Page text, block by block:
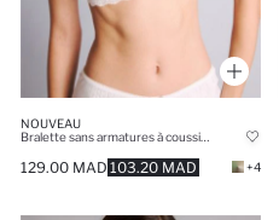
NOUVEAU
103.20 MAD
129.00 MAD +4